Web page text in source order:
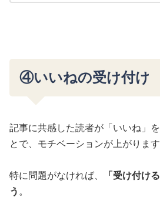
④いいねの受け付け
記事に共感した読者が「いいね」
とで、モチベーションが上がります
特に問題がなければ、
「受け付け
う 。